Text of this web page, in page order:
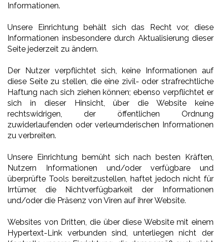
Informationen.
Unsere Einrichtung behält sich das Recht vor, diese
Informationen insbesondere durch Aktualisierung dieser
Seite jederzeit zu ändern.
Der Nutzer verpflichtet sich, keine Informationen auf
diese Seite zu stellen, die eine zivil- oder strafrechtliche
Haftung nach sich ziehen können; ebenso verpflichtet er
sich in dieser Hinsicht, über die Website keine
rechtswidrigen, der öffentlichen Ordnung
zuwiderlaufenden oder verleumderischen Informationen
zu verbreiten.
Unsere Einrichtung bemüht sich nach besten Kräften,
Nutzern Informationen und/oder verfügbare und
überprüfte Tools bereitzustellen, haftet jedoch nicht für
Irrtümer, die Nichtverfügbarkeit der Informationen
und/oder die Präsenz von Viren auf ihrer Website.
Websites von Dritten, die über diese Website mit einem
Hypertext-Link verbunden sind, unterliegen nicht der